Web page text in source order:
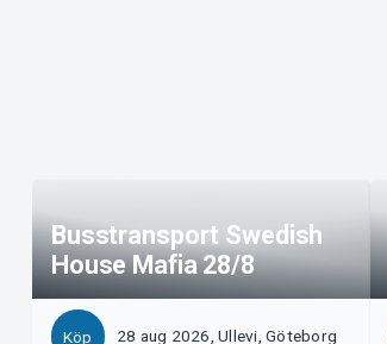
Busstransport Swedish
House Mafia 28/8
Köp 28 aug 2026, Ullevi, Göteborg